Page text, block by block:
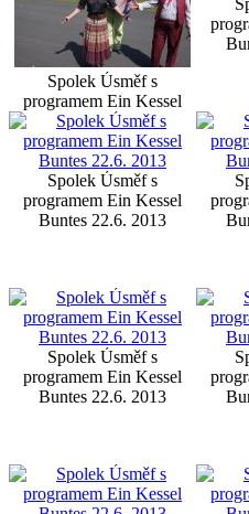
Spolek Úsměf s
programem Ein Kessel
Buntes 22.6. 2013
Spolek Úsměf s
programem Ein Kessel
Buntes 22.6. 2013
Spolek Úsměf s
programem Ein Kessel
Buntes 22.6. 2013